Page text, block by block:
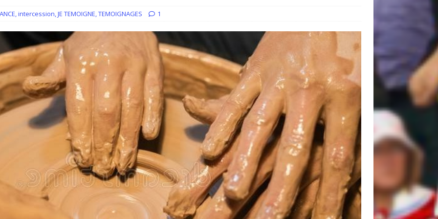
“Magnifica Humanitas”. Par le Père Denis Broussat.
eu la grâce d’être visité par Dieu”
GUERISON, DELIVRANCE
joie soit parfaite ! Jn 15, 11
ACCOMPAGNEMENT SPIRITUEL
BIEN GARNIS ACCUEIL
,intercession,JE TEMOIGNE,TEMOIGNAGES 1